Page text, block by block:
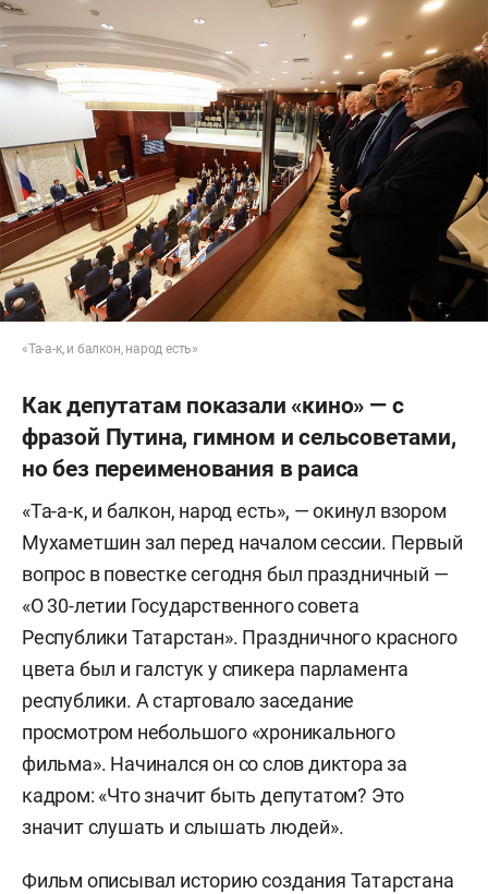
«Та-а-к, и балкон, народ есть»
Как депутатам показали «кино» — с
фразой Путина, гимном и сельсоветами,
но без переименования в раиса
«Та-а-к, и балкон, народ есть», — окинул взором
Мухаметшин зал перед началом сессии. Первый
вопрос в повестке сегодня был праздничный —
«О 30-летии Государственного совета
Республики Татарстан». Праздничного красного
цвета был и галстук у спикера парламента
республики. А стартовало заседание
просмотром небольшого «хроникального
фильма». Начинался он со слов диктора за
кадром: «Что значит быть депутатом? Это
значит слушать и слышать людей».
Фильм описывал историю создания Татарстана